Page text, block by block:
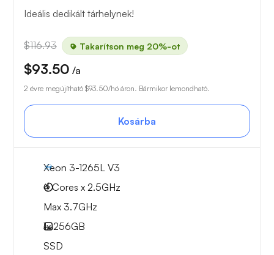
Ideális dedikált tárhelynek!
$116.93 Takarítson meg 20%-ot
$93.50 /a
2 évre megújítható $93.50/hó áron. Bármikor lemondható.
Kosárba
Xeon 3-1265L V3
4 Cores x 2.5GHz
Max 3.7GHz
1x256GB
SSD